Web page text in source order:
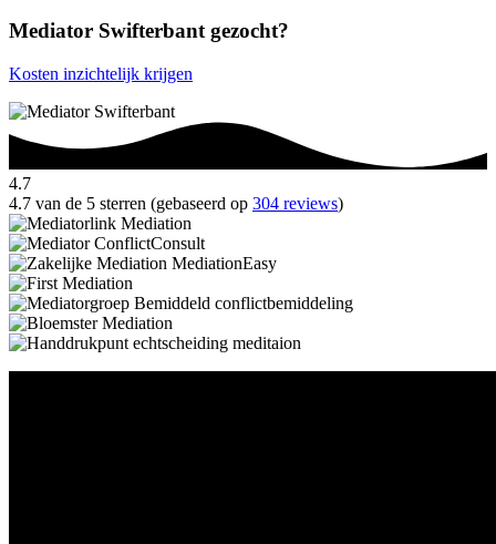
Mediator Swifterbant gezocht?
Kosten inzichtelijk krijgen
4.7
4.7 van de 5 sterren (gebaseerd op 304 reviews)